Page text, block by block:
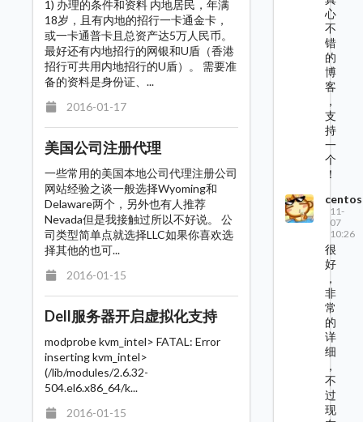
1) 办理的条件和资料 内地居民，年满
18岁，且有内地的招行一卡通金卡，
或一卡通普卡且总资产达5万人民币。
最好还有内地招行的网银和U盾（香港
招行可共用内地招行的U盾）。 需要准
备的资料是身份证、...
2016-01-17
美国公司注册代理
一些常用的美国本地公司代理注册公司
网站经验之谈一般选择Wyoming和
Delaware两个，另外也有人推荐
Nevada但是我接触过所以不好说。 公
司类型简单点就选择LLC如果你喜欢选
择其他的也可...
2016-01-15
Dell服务器开启虚拟化支持
modprobe kvm_intel> FATAL: Error
inserting kvm_intel>
(/lib/modules/2.6.32-
504.el6.x86_64/k...
2016-01-15
心
不
错
的
博
客
，
支
持
一
个
！
centos
11-
07
10:26
很
好
，
非
常
的
详
细
，
不
过
现